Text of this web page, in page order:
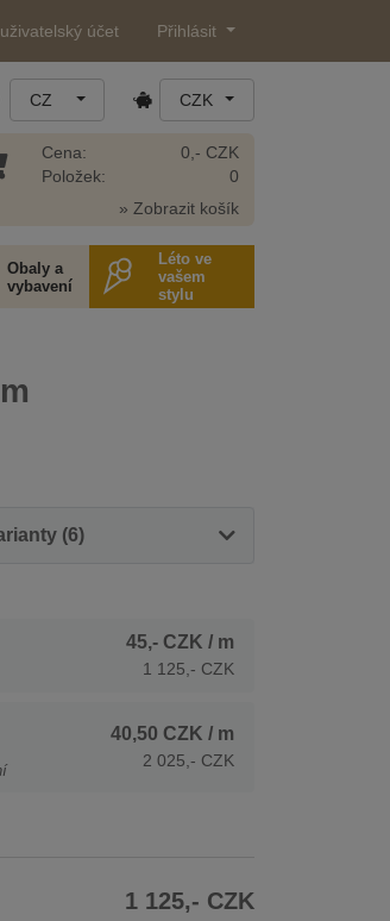
účet Přihlásit
CZ CZK
Cena:
Položek:
0,- CZK
0
» Zobrazit košík
Obaly a
vybavení
Léto ve
vašem
stylu
(6)
45,- CZK / m
1 125,- CZK
40,50 CZK / m
2 025,- CZK
1 125,- CZK